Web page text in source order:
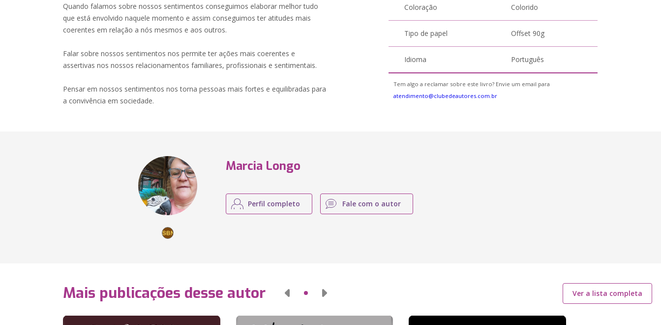
Quando falamos sobre nossos sentimentos conseguimos elaborar melhor tudo
que está envolvido naquele momento e assim conseguimos ter atitudes mais
coerentes em relação a nós mesmos e aos outros.
Falar sobre nossos sentimentos nos permite ter ações mais coerentes e
assertivas nos nossos relacionamentos familiares, profissionais e sentimentais.
Pensar em nossos sentimentos nos torna pessoas mais fortes e equilibradas para
a convivência em sociedade.
Coloração Colorido
Tipo de papel Offset 90g
Idioma Português
Tem algo a reclamar sobre este livro? Envie um email para
atendimento@clubedeautores.com.br
Marcia Longo
Perfil completo Fale com o autor
Mais publicações desse autor Ver a lista completa